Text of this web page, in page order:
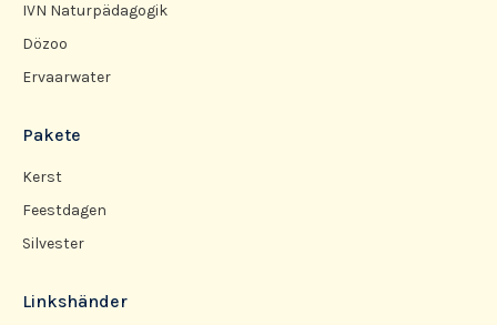
IVN Naturpädagogik
Dözoo
Ervaarwater
Pakete
Kerst
Feestdagen
Silvester
Linkshänder